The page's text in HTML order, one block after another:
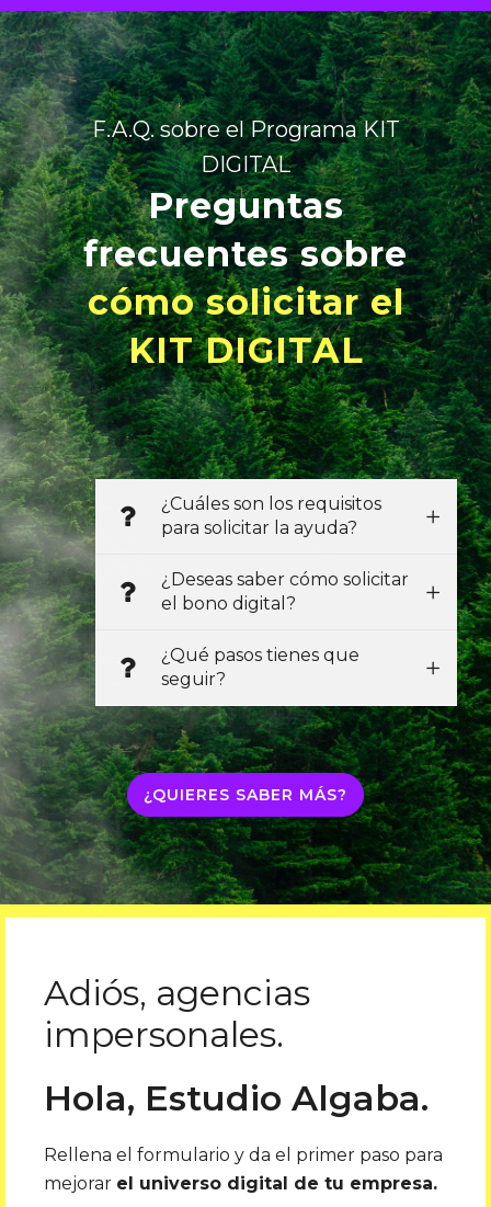
F.A.Q. sobre el Programa KIT
DIGITAL
Preguntas
frecuentes sobre
cómo solicitar el
KIT DIGITAL
¿Cuáles son los requisitos
para solicitar la ayuda?
¿Deseas saber cómo solicitar
el bono digital?
¿Qué pasos tienes que
seguir?
¿QUIERES SABER MÁS?
Adiós, agencias
impersonales.
Hola, Estudio Algaba.
Rellena el formulario y da el primer paso para
mejorar el universo digital de tu empresa.